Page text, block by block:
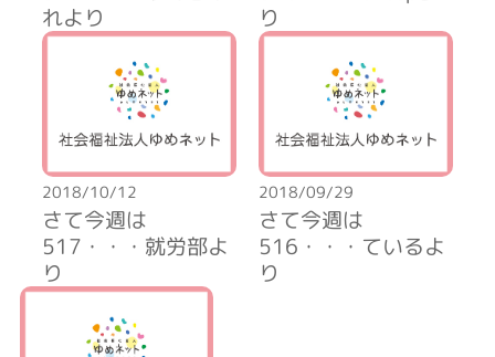
れより
り
2018/10/12
さて今週は
517・・・就労部よ
り
2018/09/29
さて今週は
516・・・ているよ
り